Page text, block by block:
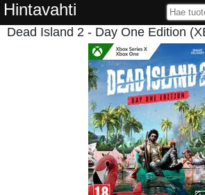
Hintavahti
Dead Island 2 - Day One Edition